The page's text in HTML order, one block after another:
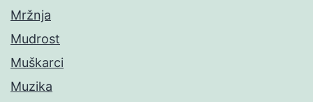
Mržnja
Mudrost
Muškarci
Muzika